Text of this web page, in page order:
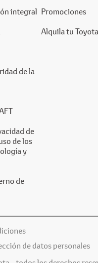
integral
de la
de
de los
y
de
Promociones
Alquila tu Toyota
de datos personales